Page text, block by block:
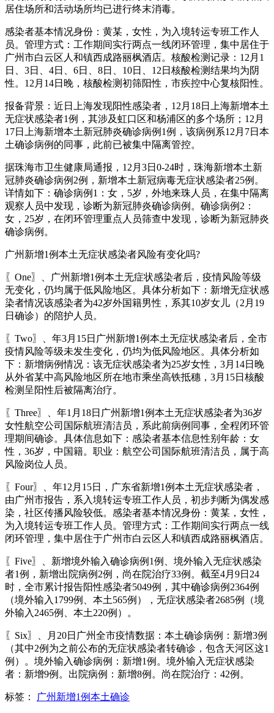
居住场所和活动场所均已进行终末消毒。
感染者基本情况身份：黄某，女性，为入境转运专班工作人
员。管理方式：工作期间实行两点一线闭环管理，集中居住于
广州市白云区人和镇西成路丽枫酒店。核酸检测记录：12月1
日、3日、4日、6日、8日、10日、12日核酸检测结果均为阴
性。12月14日晚，核酸检测初筛阳性，市疾控中心复核阳性。
报备背景：近日上海发现阳性感染者，12月18日上海新增本土
无症状感染者1例，其涉及虹口区和杨浦区的多个场所；12月
17日上海新增本土新冠肺炎确诊病例1例，该病例系12月7日本
土确诊病例的同事，此前已被集中隔离管控。
据珠海市卫生健康局通报，12月3日0-24时，珠海新增本土新
冠肺炎确诊病例2例，新增本土新冠病毒无症状感染者25例。
详情如下：确诊病例1：女，5岁，外地来珠人员，在集中隔离
观察人员中发现，诊断为新冠肺炎确诊病例。确诊病例2：
女，25岁，在闭环管理重点人员筛查中发现，诊断为新冠肺炎
确诊病例。
广州新增1例本土无症状感染者风险有变化吗?
〖One〗、广州新增1例本土无症状感染者后，疫情风险等级
无变化，仍均属于低风险地区。具体分析如下：新增无症状感
染者情况该感染者为42岁外国籍男性，系其10岁女儿（2月19
日确诊）的陪护人员。
〖Two〗、年3月15日广州新增1例本土无症状感染者后，全市
疫情风险等级未发生变化，仍均为低风险地区。具体分析如
下：新增病例情况：该无症状感染者为25岁女性，3月14日晚
从外省某中高风险地区所在地市乘坐高铁抵穗，3月15日核酸
检测呈阳性后被隔离治疗。
〖Three〗、年1月18日广州新增1例本土无症状感染者为36岁
女性航空公司国际航班清洁员，系此前病例同事，全程闭环管
理期间确诊。具体信息如下：感染者基本信息性别年龄：女
性，36岁，中国籍。职业：航空公司国际航班清洁员，属于高
风险岗位人员。
〖Four〗、年12月15日，广东省新增1例本土无症状感染者，
由广州市报告，系入境转运专班工作人员，初步判断为偶发感
染，社区传播风险较低。感染者基本情况身份：黄某，女性，
为入境转运专班工作人员。管理方式：工作期间实行两点一线
闭环管理，集中居住于广州市白云区人和镇西成路丽枫酒店。
〖Five〗、新增境外输入确诊病例1例、境外输入无症状感染
者1例，新增出院病例2例，尚在院治疗33例。截至4月9日24
时，全市累计报告阳性感染者5049例，其中确诊病例2364例
（境外输入1799例、本土565例），无症状感染者2685例（境
外输入2465例、本土220例）。
〖Six〗、月20日广州全市疫情数据：本土确诊病例：新增3例
（其中2例为之前公布的无症状感染者转确诊，包含天河区这1
例）。境外输入确诊病例：新增1例。境外输入无症状感染
者：新增9例。出院病例：新增8例。尚在院治疗：42例。
标签： 广州新增1例本土确诊